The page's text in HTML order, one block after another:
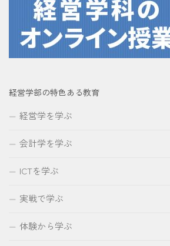
経営学部の特色ある教育
経営学を学ぶ
会計学を学ぶ
ICTを学ぶ
実戦で学ぶ
体験から学ぶ